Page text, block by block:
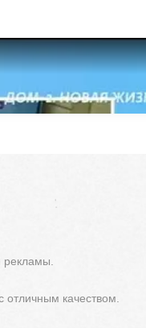
рекламы.
отличным качеством.